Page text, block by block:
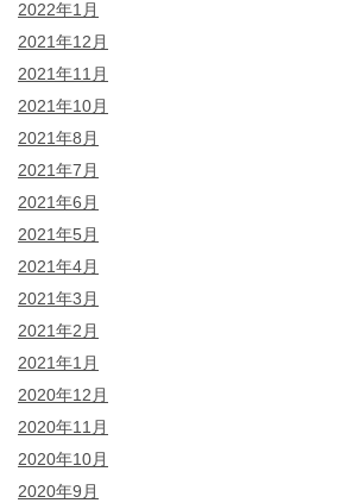
2022年1月
2021年12月
2021年11月
2021年10月
2021年8月
2021年7月
2021年6月
2021年5月
2021年4月
2021年3月
2021年2月
2021年1月
2020年12月
2020年11月
2020年10月
2020年9月